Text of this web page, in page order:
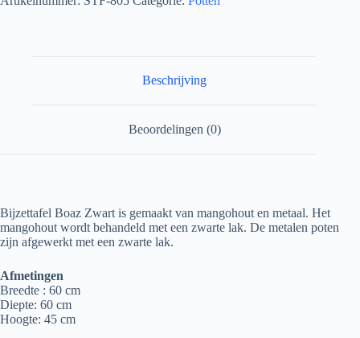
Beschrijving
Beoordelingen (0)
Bijzettafel Boaz Zwart is gemaakt van mangohout en metaal. Het
mangohout wordt behandeld met een zwarte lak. De metalen poten
zijn afgewerkt met een zwarte lak.
Afmetingen
Breedte : 60 cm
Diepte: 60 cm
Hoogte: 45 cm